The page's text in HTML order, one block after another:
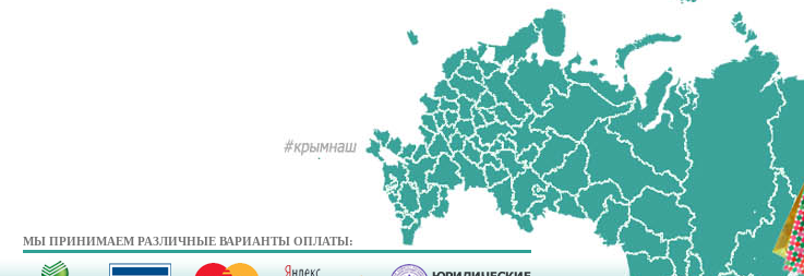
МЫ ПРИНИМАЕМ РАЗЛИЧНЫЕ ВАРИАНТЫ ОПЛАТЫ: